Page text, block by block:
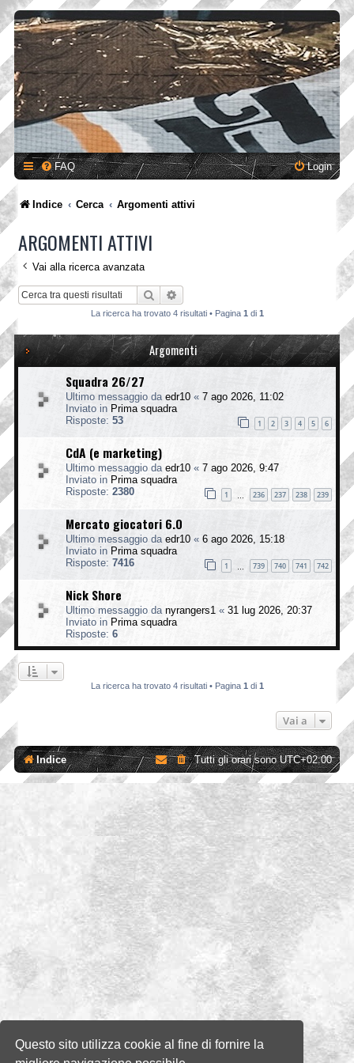
Questo sito utilizza cookie al fine di fornire la
FAQ Login
Indice Cerca Argomenti attivi
ARGOMENTI ATTIVI
Vai alla ricerca avanzata
Cerca
La ricerca ha trovato 4 risultati • Pagina 1 di 1
Argomenti
Squadra 26/27
Ultimo messaggio da edr10 « 7 ago 2026, 11:02
Inviato in Prima squadra
Risposte: 53 1 2 3 4 5 6
CdA (e marketing)
Ultimo messaggio da edr10 « 7 ago 2026, 9:47
Inviato in Prima squadra
Risposte: 2380 1 236 237 238 239
Mercato giocatori 6.0
Ultimo messaggio da edr10 « 6 ago 2026, 15:18
Inviato in Prima squadra
Risposte: 7416 1 739 740 741 742
Nick Shore
Ultimo messaggio da nyrangers1 « 31 lug 2026, 20:37
Inviato in Prima squadra
Risposte: 6
La ricerca ha trovato 4 risultati • Pagina 1 di 1
Vai a
Indice Tutti gli orari sonoUTC+02:00